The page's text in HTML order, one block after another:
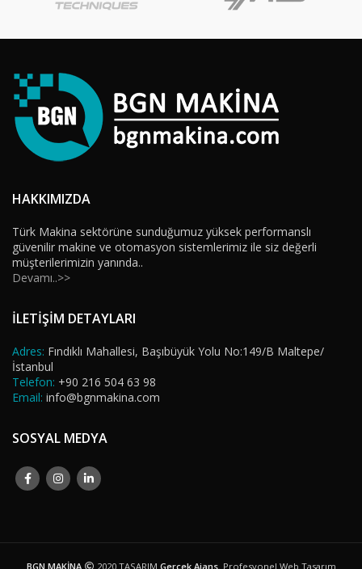
HAKKIMIZDA
Türk Makina sektörüne sunduğumuz yüksek performanslı
güvenilir makine ve otomasyon sistemlerimiz ile siz değerli
müşterilerimizin yanında..
Devamı..>>
İLETİŞİM DETAYLARI
Adres: Fındıklı Mahallesi, Başıbüyük Yolu No:149/B Maltepe/
İstanbul
Telefon: +90 216 504 63 98
Email: info@bgnmakina.com
SOSYAL MEDYA
BGN MAKİNA 2020 TASARIM Gerçek Ajans. Profesyonel Web Tasarım